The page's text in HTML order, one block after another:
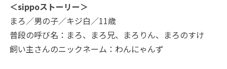
＜sippoストーリー＞
まろ／男の子／キジ白／11歳
普段の呼び名：まろ、まろ兄、まろりん、まろのすけ
飼い主さんのニックネーム：わんにゃんず